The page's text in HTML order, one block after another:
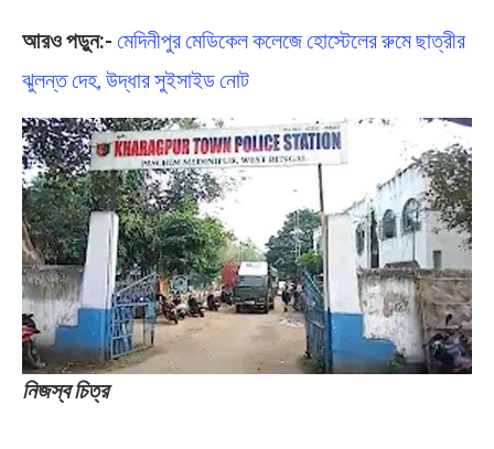
আরও পড়ুন:- মেদিনীপুর মেডিকেল কলেজে হোস্টেলের রুমে ছাত্রীর
ঝুলন্ত দেহ, উদ্ধার সুইসাইড নোট
নিজস্ব চিত্র